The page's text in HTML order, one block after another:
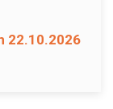
22.10.2026